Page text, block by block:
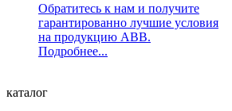
Обратитесь к нам и получите
гарантированно лучшие условия
на продукцию ABB.
Подробнее...
каталог